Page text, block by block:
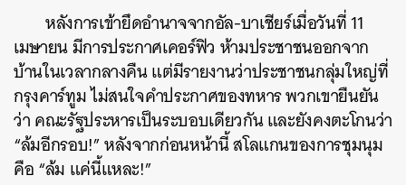
หลังการเข้ายึดอำนาจจากอัล-บาเชียร์เมื่อวันที่ 11
เมษายน มีการประกาศเคอร์ฟิว ห้ามประชาชนออกจาก
บ้านในเวลากลางคืน แต่มีรายงานว่าประชาชนกลุ่มใหญ่ที่
กรุงคาร์ทูม ไม่สนใจคำประกาศของทหาร พวกเขายืนยัน
ว่า คณะรัฐประหารเป็นระบอบเดียวกัน และยังคงตะโกนว่า
“ล้มอีกรอบ!” หลังจากก่อนหน้านี้ สโลแกนของการชุมนุม
คือ “ล้ม แค่นี้แหละ!”